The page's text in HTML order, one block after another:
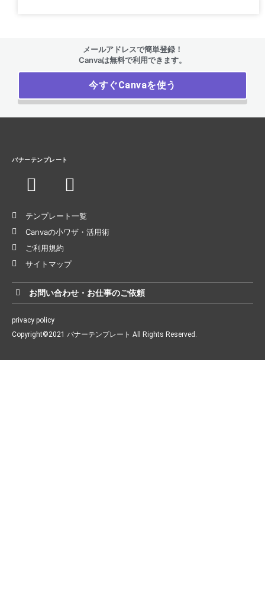
メールアドレスで簡単登録！
Canvaは無料で利用できます。
今すぐCanvaを使う
バナーテンプレート
テンプレート一覧
Canvaの小ワザ・活用術
ご利用規約
サイトマップ
お問い合わせ・お仕事のご依頼
privacy policy
Copyright©2021 バナーテンプレート All Rights Reserved.